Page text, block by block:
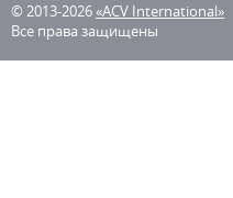
© 2013-2026«ACV International»
Все права защищены